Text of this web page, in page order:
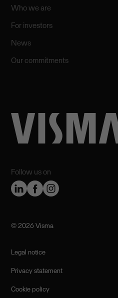
Follow us on
Who we are
For investors
News
Our commitments
©️ 2026 Visma
Legal notice
Privacy statement
Cookie policy